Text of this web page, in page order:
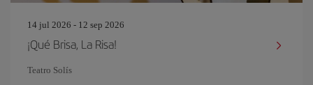
14 jul 2026 - 12 sep 2026
¡Qué Brisa, La Risa!
Teatro Solís